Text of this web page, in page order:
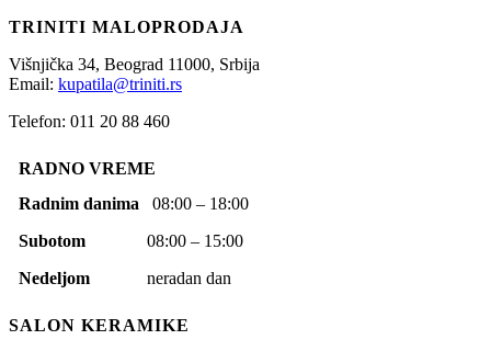
TRINITI MALOPRODAJA
Višnjička 34, Beograd 11000, Srbija
Email: kupatila@triniti.rs
Telefon: 011 20 88 460
RADNO VREME
Radnim danima 08:00 – 18:00
Subotom 08:00 – 15:00
Nedeljom neradan dan
SALON KERAMIKE